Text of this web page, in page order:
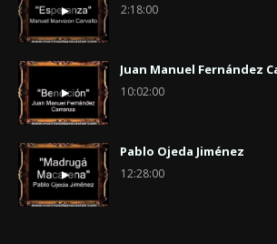
2:18:00
Juan Manuel Fernández
10:02:00
Pablo Ojeda Jiménez
12:28:00